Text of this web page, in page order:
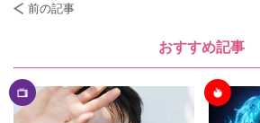
前の記事
おすすめ記事